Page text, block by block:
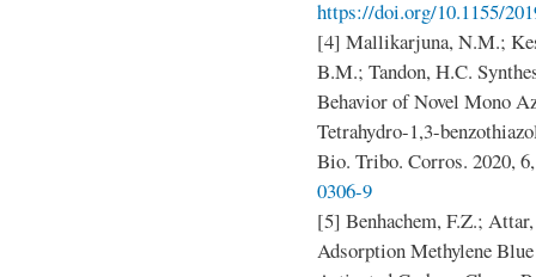
https://doi.org/10.1155/
[4] Mallikarjuna, N.M.;
B.M.; Tandon, H.C.
Behavior of Novel Mono
Tetrahydro-1,3-
Bio. Tribo. Corros. 2020,
0306-9
[5] Benhachem, F.Z.;
Adsorption Methylene